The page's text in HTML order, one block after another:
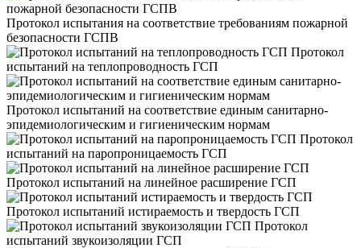
Протокол испытания на соответствие требованиям пожарной
безопасности ГСПВ
Протокол
испытаний на теплопроводность ГСП
Протокол испытаний на соответствие единым санитарно-
эпидемиологическим и гигиеническим нормам
Протокол
испытаний на паропроницаемость ГСП
Протокол испытаний на линейное расширение ГСП
Протокол испытаний истираемость и твердость ГСП
Протокол
испытаний звукоизоляции ГСП